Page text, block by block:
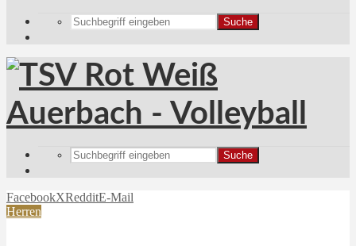
Suche
Suche
FacebookXRedditE-Mail
Herren